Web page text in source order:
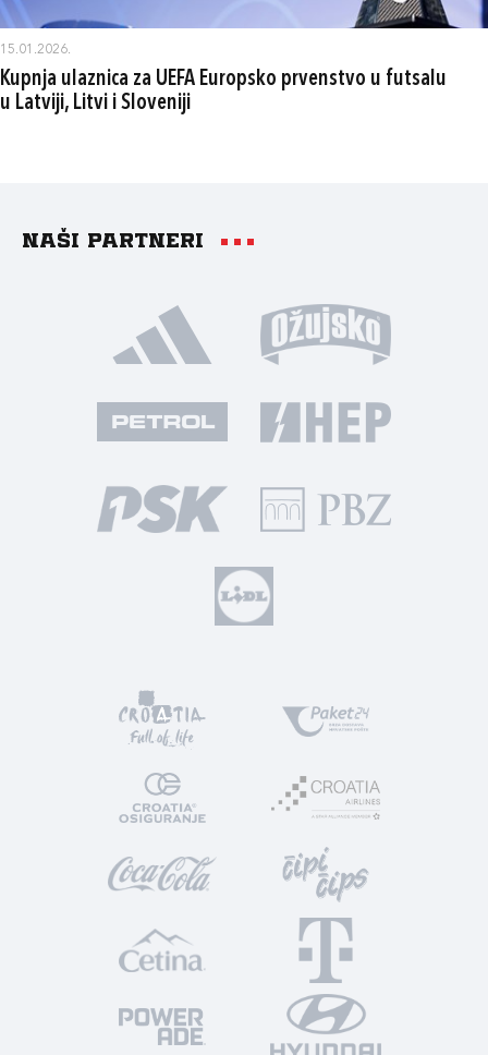
15.01.2026.
Kupnja ulaznica za UEFA Europsko prvenstvo u futsalu
u Latviji, Litvi i Sloveniji
Naši partneri